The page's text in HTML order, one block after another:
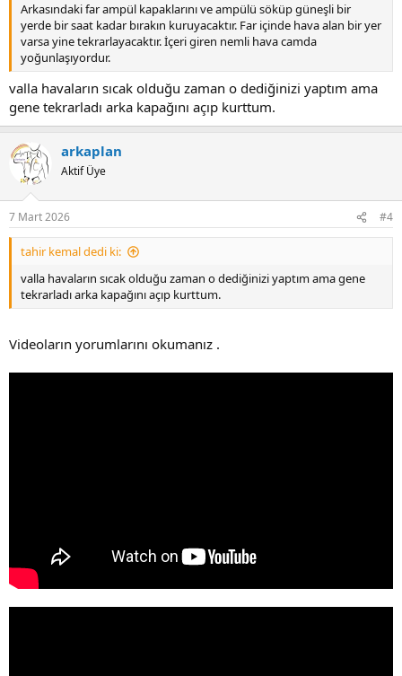
Arkasındaki far ampül kapaklarını ve ampülü söküp güneşli bir
yerde bir saat kadar bırakın kuruyacaktır. Far içinde hava alan bir yer
varsa yine tekrarlayacaktır. İçeri giren nemli hava camda
yoğunlaşıyordur.
valla havaların sıcak olduğu zaman o dediğinizi yaptım ama
gene tekrarladı arka kapağını açıp kurttum.
arkaplan
Aktif Üye
7 Mart 2026 #4
tahir kemal dedi ki:
valla havaların sıcak olduğu zaman o dediğinizi yaptım ama gene
tekrarladı arka kapağını açıp kurttum.
Videoların yorumlarını okumanız .